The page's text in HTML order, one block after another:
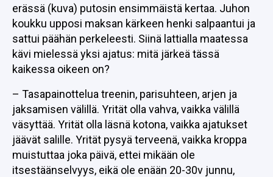
erässä (kuva) putosin ensimmäistä kertaa. Juhon
koukku upposi maksan kärkeen henki salpaantui ja
sattui päähän perkeleesti. Siinä lattialla maatessa
kävi mielessä yksi ajatus: mitä järkeä tässä
kaikessa oikeen on?
– Tasapainottelua treenin, parisuhteen, arjen ja
jaksamisen välillä. Yrität olla vahva, vaikka välillä
väsyttää. Yrität olla läsnä kotona, vaikka ajatukset
jäävät salille. Yrität pysyä terveenä, vaikka kroppa
muistuttaa joka päivä, ettei mikään ole
itsestäänselvyys, eikä ole enään 20-30v junnu,